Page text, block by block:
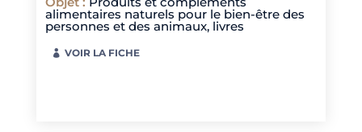
alimentaires naturels pour le bien-être des
personnes et des animaux, livres
VOIR LA FICHE